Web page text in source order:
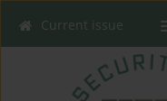
Current issue